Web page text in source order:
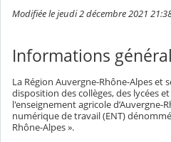
Modifiée le jeudi 2 décembre 2021
Informations
La Région Auvergne-Rhône-Alpes et
disposition des collèges, des lycées
l'enseignement agricole
numérique de travail (ENT)
Rhône-Alpes ».